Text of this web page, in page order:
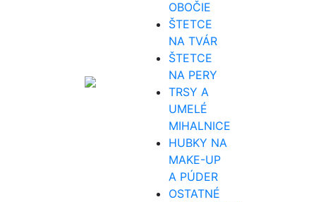
OBOČIE
ŠTETCE
NA TVÁR
ŠTETCE
NA PERY
TRSY A
UMELÉ
MIHALNICE
HUBKY NA
MAKE-UP
A PÚDER
OSTATNÉ